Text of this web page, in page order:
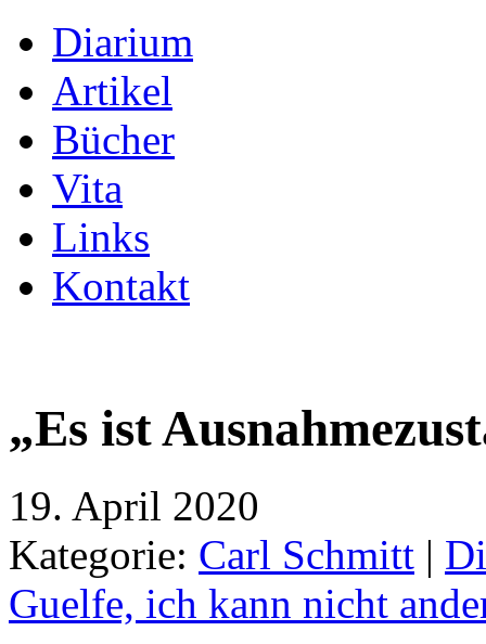
Diarium
Artikel
Bücher
Vita
Links
Kontakt
„Es ist
19. April 2020
Kategorie: Carl Schmitt |
Guelfe, ich kann nicht